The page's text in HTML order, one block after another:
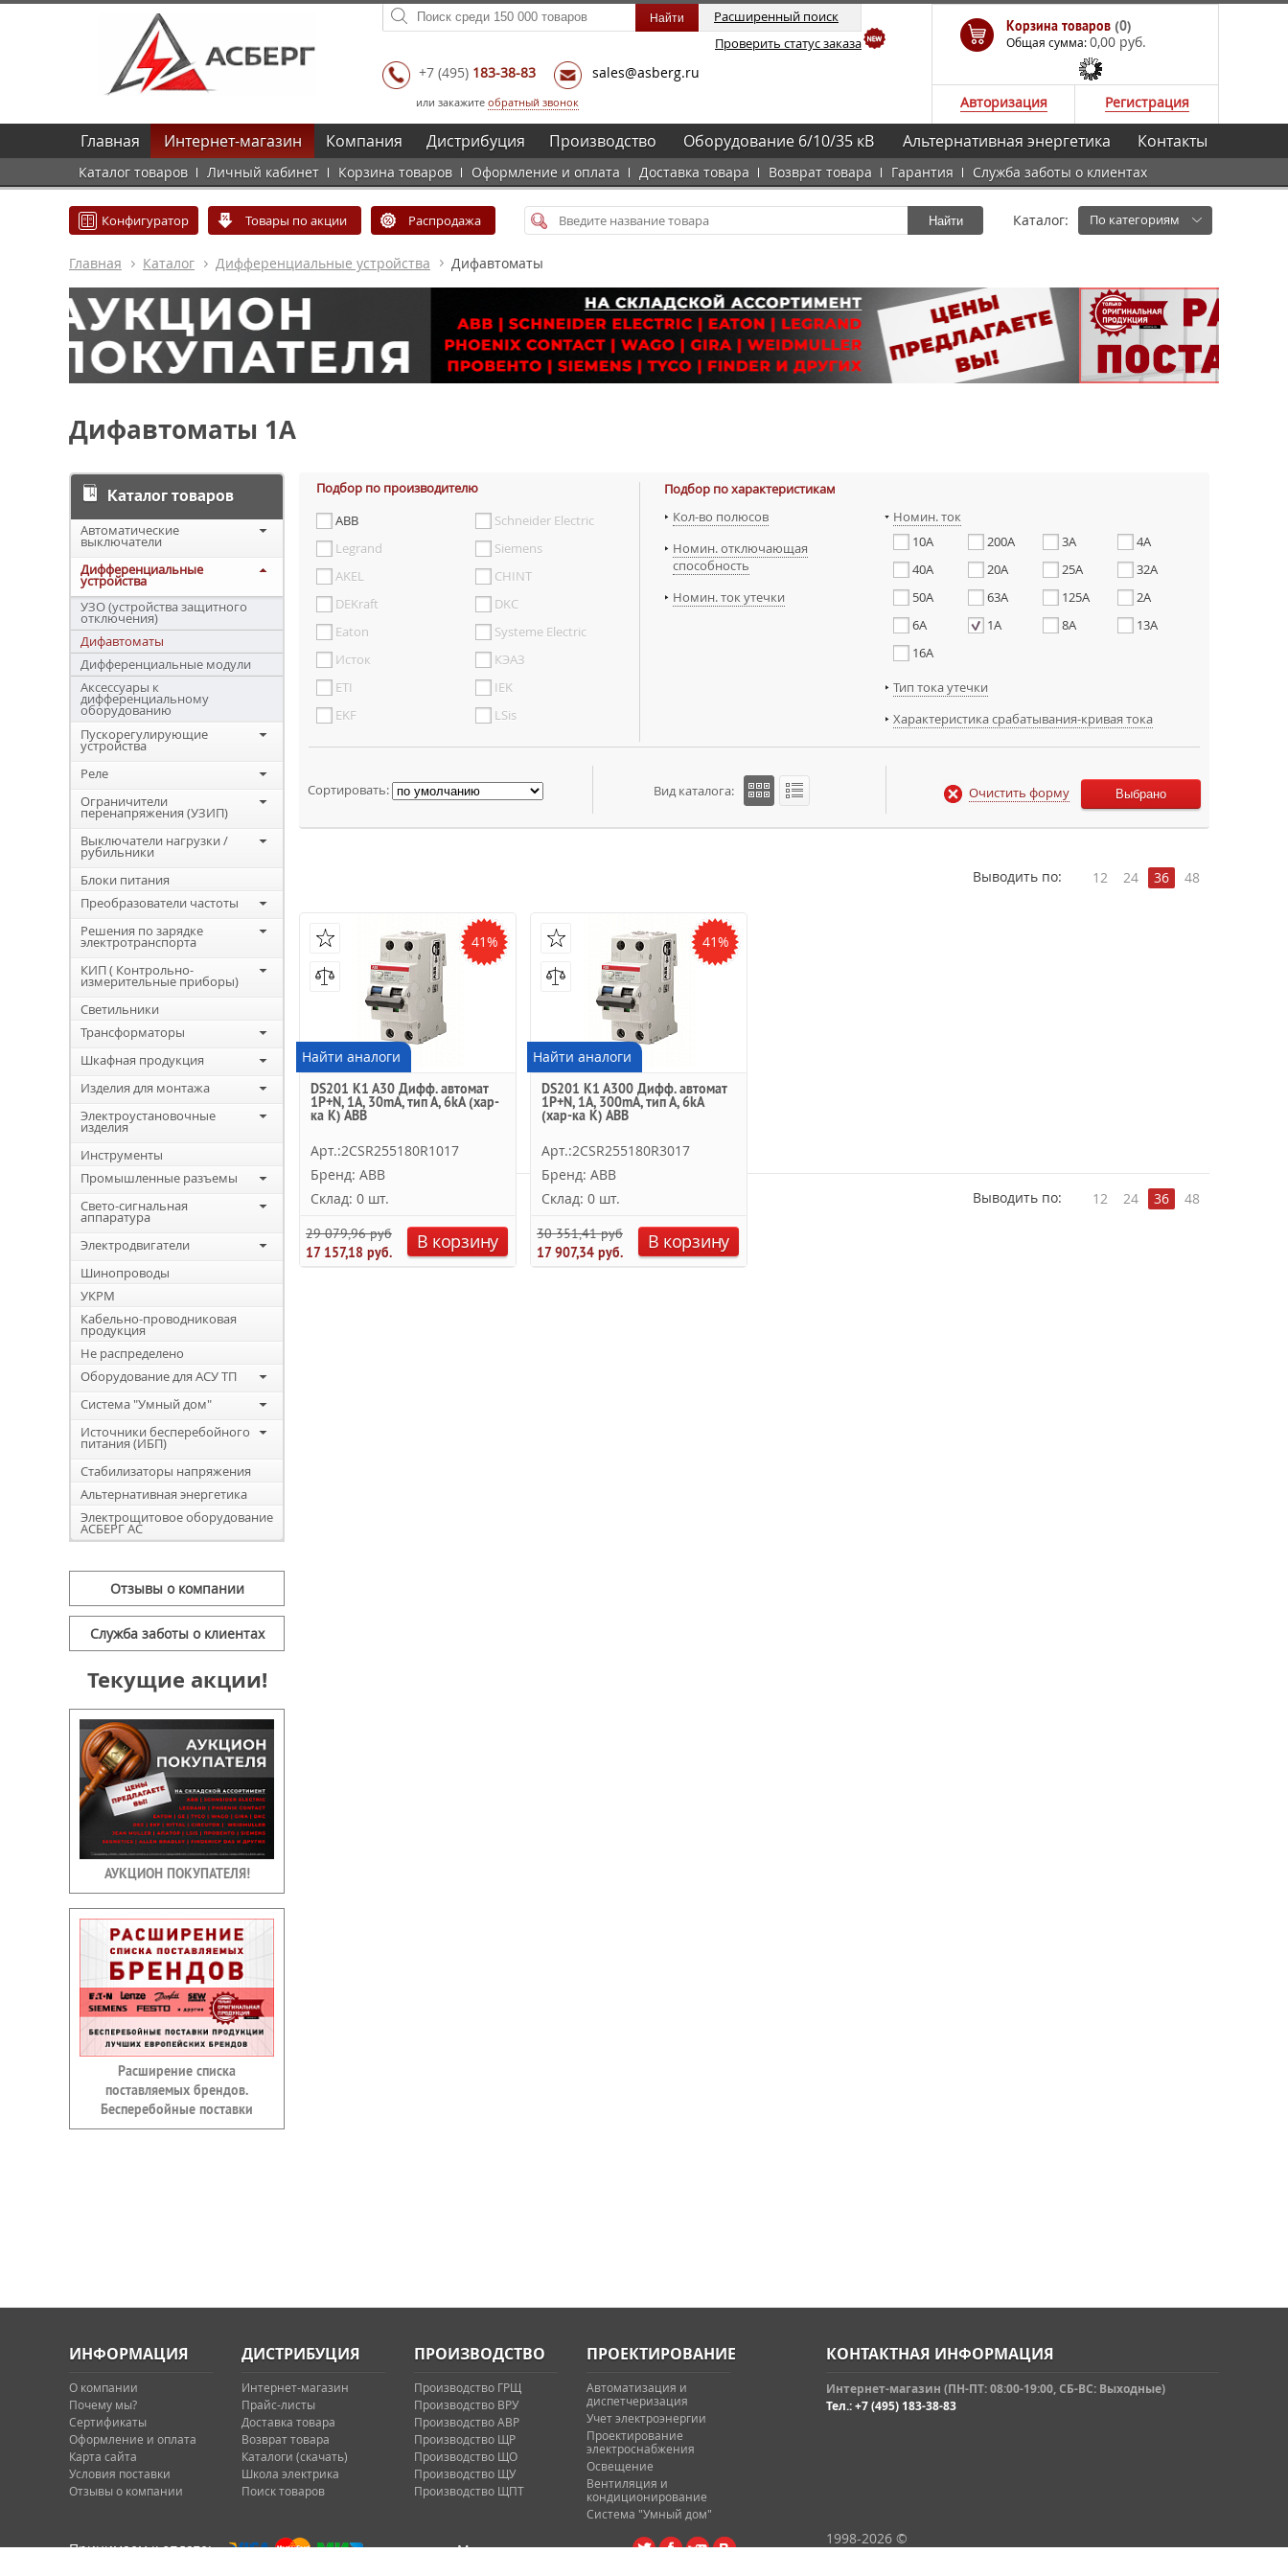
Расширенный поиск
Проверить статус заказа
+7 (495) 183-38-83 sales@asberg.ru
или закажите обратный звонок
Корзина товаров (0)
Общая сумма:0,00 руб.
Авторизация Регистрация
Главная Интернет-магазин
Каталог товаров Личный кабинет Корзина товаров Оформление и оплата Доставка товара Возврат товара Гарантия Служба заботы о клиентах
Компания Дистрибуция Производство Оборудование 6/10/35 кВ Альтернативная энергетика Контакты
Конфигуратор Товары по акции Распродажа Найти Каталог: По категориям
Главная Каталог Дифференциальные устройства Дифавтоматы
Дифавтоматы 1A
Каталог товаров
Автоматические
выключатели
Дифференциальные
устройства
УЗО (устройства защитного
отключения)
Дифавтоматы
Дифференциальные модули
Аксессуары к
дифференциальному
оборудованию
Пускорегулирующие
устройства
Реле
Ограничители
перенапряжения (УЗИП)
Выключатели нагрузки /
рубильники
Блоки питания
Преобразователи частоты
Решения по зарядке
электротранспорта
КИП ( Контрольно-
измерительные приборы)
Светильники
Трансформаторы
Шкафная продукция
Изделия для монтажа
Электроустановочные
изделия
Инструменты
Промышленные разъемы
Свето-сигнальная
аппаратура
Электродвигатели
Шинопроводы
УКРМ
Кабельно-проводниковая
продукция
Не распределено
Оборудование для АСУ ТП
Система "Умный дом"
Источники бесперебойного
питания (ИБП)
Стабилизаторы напряжения
Альтернативная энергетика
Электрощитовое оборудование
АСБЕРГ АС
Отзывы о компании
Служба заботы о клиентах
Текущие акции!
АУКЦИОН ПОКУПАТЕЛЯ!
Расширение списка
поставляемых брендов.
Бесперебойные поставки
Подбор по производителю
ABB
Schneider Electric
Legrand
Siemens
AKEL
CHINT
DEKraft
DKC
Eaton
Systeme Electric
Исток
КЭАЗ
ETI
IEK
EKF
LSis
Подбор по характеристикам
Кол-во полюсов
Номин. отключающая
способность
Номин. ток утечки
Номин. ток
10A
200A 3A
4A
40A
20A 25A
32A
50A
63A 125A
2A
6A
1A 8A
13A
16A
Тип тока утечки
Характеристика срабатывания-кривая тока
Сортировать: Вид каталога: Очистить форму Выбрано
Выводить по: 12 24 36 48
41%
Найти аналоги
DS201 K1 A30 Дифф. автомат
1P+N, 1A, 30mA, тип А, 6kA (хар-
ка K) ABB
Арт.:2CSR255180R1017
Бренд: ABB
Склад: 0 шт.
29 079,96 руб.
17 157,18 руб.
В корзину
41%
Найти аналоги
DS201 K1 A300 Дифф. автомат
1P+N, 1A, 300mA, тип А, 6kA
(хар-ка K) ABB
Арт.:2CSR255180R3017
Бренд: ABB
Склад: 0 шт.
30 351,41 руб.
17 907,34 руб.
В корзину
Выводить по: 12 24 36 48
ИНФОРМАЦИЯ
О компании
Почему мы?
Сертификаты
Оформление и оплата
Карта сайта
Условия поставки
Отзывы о компании
ДИСТРИБУЦИЯ
Интернет-магазин
Прайс-листы
Доставка товара
Возврат товара
Каталоги (скачать)
Школа электрика
Поиск товаров
ПРОИЗВОДСТВО
Производство ГРЩ
Производство ВРУ
Производство АВР
Производство ЩР
Производство ЩО
Производство ЩУ
Производство ЩПТ
ПРОЕКТИРОВАНИЕ
Автоматизация и
диспетчеризация
Учет электроэнергии
Проектирование
электроснабжения
Освещение
Вентиляция и
кондиционирование
Система "Умный дом"
КОНТАКТНАЯ ИНФОРМАЦИЯ
Интернет-магазин (ПН-ПТ: 08:00-19:00, СБ-ВС: Выходные)
Тел.: +7 (495) 183-38-83
Принимаем к оплате: Мы в социальных сетях:
1998-2026 ©